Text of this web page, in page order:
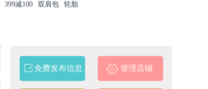
399减100 双肩包
轮胎
免费发布信息 管理店铺